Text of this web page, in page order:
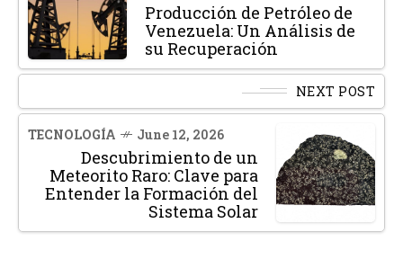
Producción de Petróleo de
Venezuela: Un Análisis de
su Recuperación
NEXT POST
TECNOLOGÍA June 12, 2026
Descubrimiento de un
Meteorito Raro: Clave para
Entender la Formación del
Sistema Solar